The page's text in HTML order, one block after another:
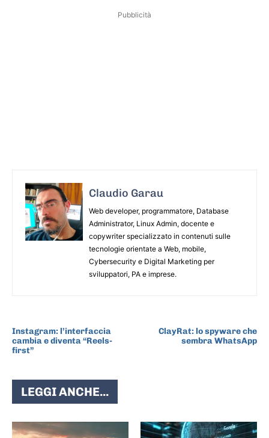
Pubblicità
Claudio Garau
Web developer, programmatore, Database
Administrator, Linux Admin, docente e
copywriter specializzato in contenuti sulle
tecnologie orientate a Web, mobile,
Cybersecurity e Digital Marketing per
sviluppatori, PA e imprese.
Instagram: l’interfaccia
cambia e diventa “Reels-
first”
ClayRat: lo spyware che
sembra WhatsApp
LEGGI ANCHE...